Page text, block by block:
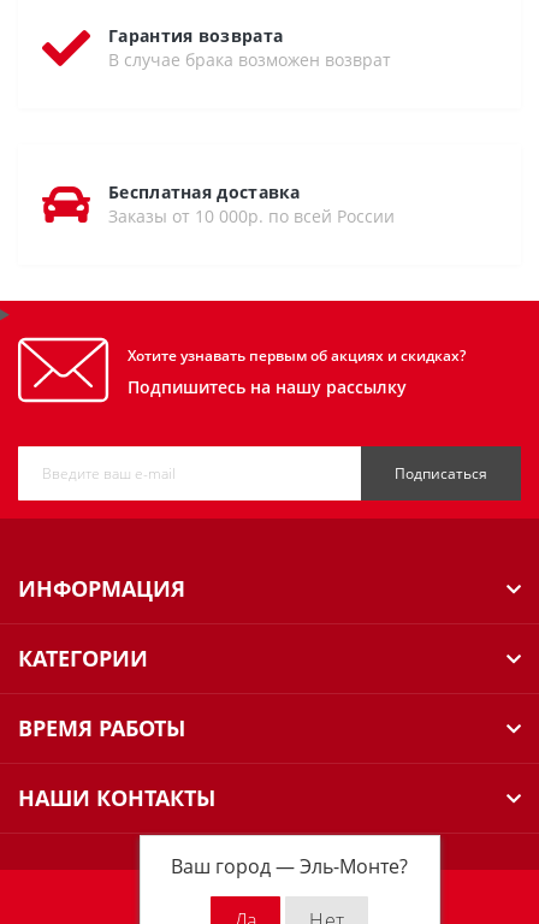
Ваш город —Эль-Монте?
Гарантия возврата
В случае брака возможен возврат
Бесплатная доставка
Заказы от 10 000р. по всей России
Хотите узнавать первым об акциях и скидках?
Подпишитесь на нашу рассылку
Подписаться
ИНФОРМАЦИЯ
КАТЕГОРИИ
ВРЕМЯ РАБОТЫ
НАШИ КОНТАКТЫ
Milwaukee Russia © 2026